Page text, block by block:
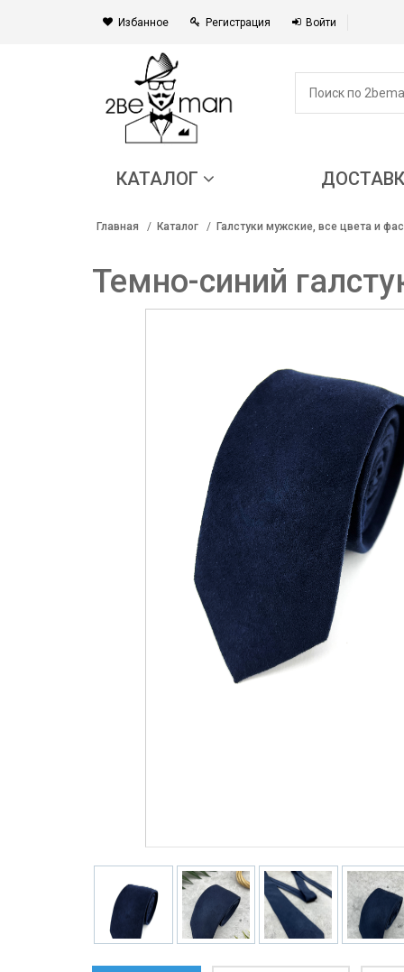
Избанное Регистрация Войти
КАТАЛОГ
Главная Каталог Галстуки мужские, все цвета и
Темно-синий